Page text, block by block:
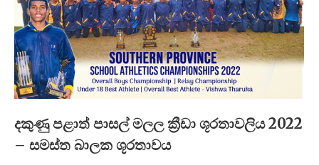
දකුණු පළාත් පාසල් මලල ක්‍රීඩා ශූරතාවලිය 2022
– සමස්ත බාලක ශූරතාව​ය